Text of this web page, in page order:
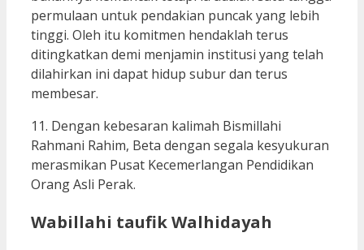
permulaan untuk pendakian puncak yang lebih
tinggi. Oleh itu komitmen hendaklah terus
ditingkatkan demi menjamin institusi yang telah
dilahirkan ini dapat hidup subur dan terus
membesar.
11. Dengan kebesaran kalimah Bismillahi
Rahmani Rahim, Beta dengan segala kesyukuran
merasmikan Pusat Kecemerlangan Pendidikan
Orang Asli Perak.
Wabillahi taufik Walhidayah